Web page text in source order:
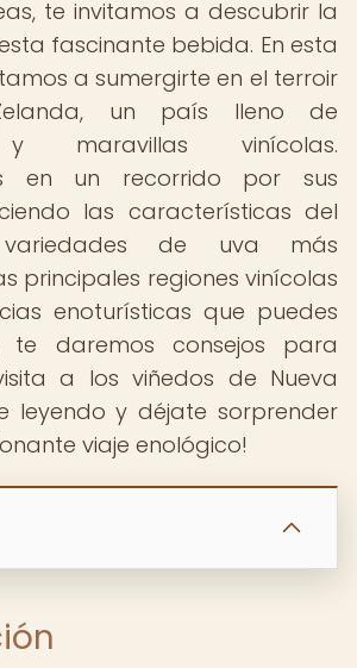
te invitamos a descubrir la
fascinante bebida. En esta
a sumergirte en el terroir
un país lleno de
maravillas vinícolas.
en un recorrido por sus
las características del
de uva más
principales regiones vinícolas
enoturísticas que puedes
te daremos consejos para
a los viñedos de Nueva
leyendo y déjate sorprender
viaje enológico!